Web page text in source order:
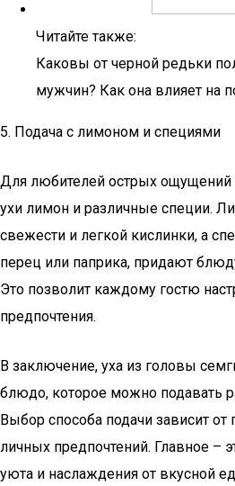
Читайте также:
Каковы от черной редьки
мужчин? Как она влияет на
5. Подача с лимоном и специями
Для любителей острых
ухи лимон и различные специи.
свежести и легкой кислинки, а
перец или паприка, придают
Это позволит каждому гостю
предпочтения.
В заключение, уха из головы
блюдо, которое можно подавать
Выбор способа подачи зависит
личных предпочтений. Главное –
уюта и наслаждения от вкусной